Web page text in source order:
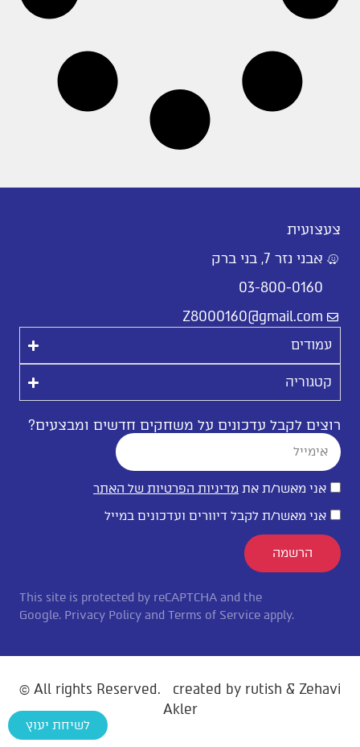
צעצועית
אבני נזר 7, בני ברק
03-800-0160
Z8000160@gmail.com
עמודים
קטגוריה
רוצים לקבל עדכונים על משחקים חדשים ומבצעים?
אני מאשר/ת את מדיניות הפרטיות של האתר
אני מאשר/ת לקבל דיוורים ועדכונים במייל
הרשמה
This site is protected by reCAPTCHA and the
Google. Privacy Policy and Terms of Service apply.
לשיחת יעוץ
© All rights Reserved . created by rutish & Zehavi
Akler